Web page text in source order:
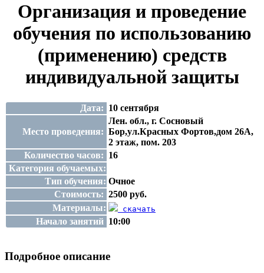
Организация и проведение
обучения по использованию
(применению) средств
индивидуальной защиты
Дата: 10 сентября
Место проведения:
Лен. обл., г. Сосновый
Бор,ул.Красных Фортов,дом 26А,
2 этаж, пом. 203
Количество часов: 16
Категория обучаемых:
Тип обучения: Очное
Стоимость: 2500 руб.
Материалы:
скачать
Начало занятий 10:00
Подробное описание